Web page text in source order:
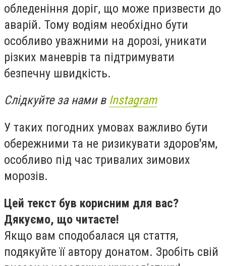
обледеніння доріг, що може призвести до
аварій. Тому водіям необхідно бути
особливо уважними на дорозі, уникати
різких маневрів та підтримувати
безпечну швидкість.
Слідкуйте за нами в Instagram
У таких погодних умовах важливо бути
обережними та не ризикувати здоров'ям,
особливо під час тривалих зимових
морозів.
Цей текст був корисним для вас?
Дякуємо, що читаєте!
Якщо вам сподобалася ця стаття,
подякуйте її автору донатом. Зробіть свій